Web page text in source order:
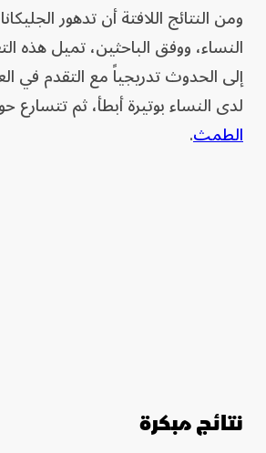
ومن النتائج اللافتة أن تدهور
النساء، ووفق الباحثين، تميل هذه
إلى الحدوث تدريجياً مع التقدم في
لدى النساء بوتيرة أبطأ، ثم
الطمث.
نتائج مبكرة